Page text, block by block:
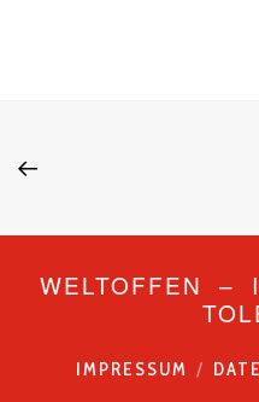
WELTOFFEN –
IMPRESSUM